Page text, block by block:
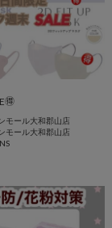
モール大和郡山店
モール大和郡山店